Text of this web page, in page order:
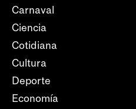
Carnaval
Ciencia
Cotidiana
Cultura
Deporte
Economía